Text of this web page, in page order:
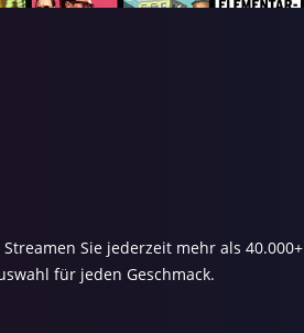
Sie jederzeit mehr als 40.000+
für jeden Geschmack.